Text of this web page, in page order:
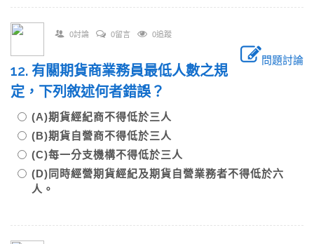
0討論 0留言 0追蹤
問題討論
12. 有關期貨商業務員最低人數之規
定，下列敘述何者錯誤？
(A)期貨經紀商不得低於三人
(B)期貨自營商不得低於三人
(C)每一分支機構不得低於三人
(D)同時經營期貨經紀及期貨自營業務者不得低於六
人。